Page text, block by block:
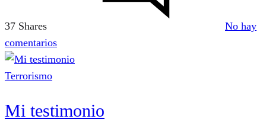
37 Shares
No hay
comentariosen
Volver
(desde
Terrorismo
Mi testimonio